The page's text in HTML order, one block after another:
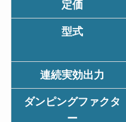
定価
型式
連続実効出力
ダンピングファクタ
ー